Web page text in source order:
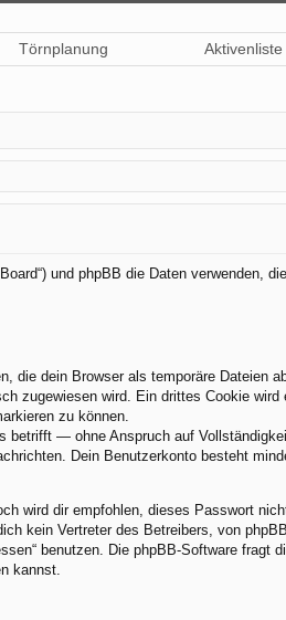
Törnplanung
und phpBB die Daten verwenden,
dein Browser als temporäre Dateien
zugewiesen wird. Ein drittes Cookie
zu können.
betrifft — ohne Anspruch auf
Dein Benutzerkonto besteht
wird dir empfohlen, dieses Passwort
kein Vertreter des Betreibers, von
benutzen. Die phpBB-Software fragt
kannst.